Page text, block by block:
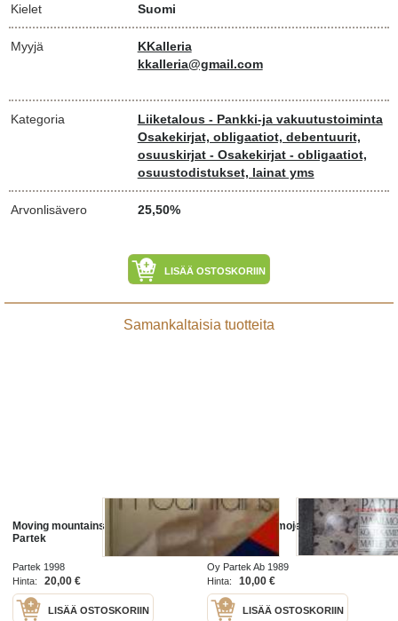
Kielet Suomi
Myyjä
KKalleria
kkalleria@gmail.com
Kategoria
Liiketalous - Pankki-ja vakuutustoiminta
Osakekirjat, obligaatiot, debentuurit,
osuuskirjat - Osakekirjat - obligaatiot,
osuustodistukset, lainat yms
Arvonlisävero 25,50%
LISÄÄ OSTOSKORIIN
Samankaltaisia tuotteita
Moving mountains a history of
Partek
Partek 1998
Hinta:
20,00 €
LISÄÄ OSTOSKORIIN
Partek - Maailmojen kohtaaminen
Oy Partek Ab 1989
Hinta:
10,00 €
LISÄÄ OSTOSKORIIN